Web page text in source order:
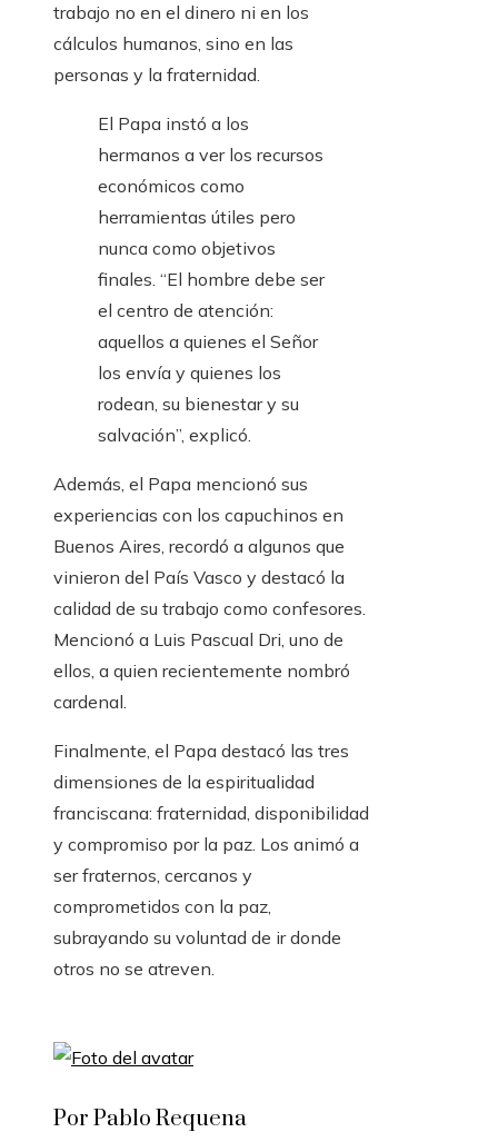
trabajo no en el dinero ni en los
cálculos humanos, sino en las
personas y la fraternidad.
El Papa instó a los
hermanos a ver los recursos
económicos como
herramientas útiles pero
nunca como objetivos
finales. “El hombre debe ser
el centro de atención:
aquellos a quienes el Señor
los envía y quienes los
rodean, su bienestar y su
salvación”, explicó.
Además, el Papa mencionó sus
experiencias con los capuchinos en
Buenos Aires, recordó a algunos que
vinieron del País Vasco y destacó la
calidad de su trabajo como confesores.
Mencionó a Luis Pascual Dri, uno de
ellos, a quien recientemente nombró
cardenal.
Finalmente, el Papa destacó las tres
dimensiones de la espiritualidad
franciscana: fraternidad, disponibilidad
y compromiso por la paz. Los animó a
ser fraternos, cercanos y
comprometidos con la paz,
subrayando su voluntad de ir donde
otros no se atreven.
Por Pablo Requena